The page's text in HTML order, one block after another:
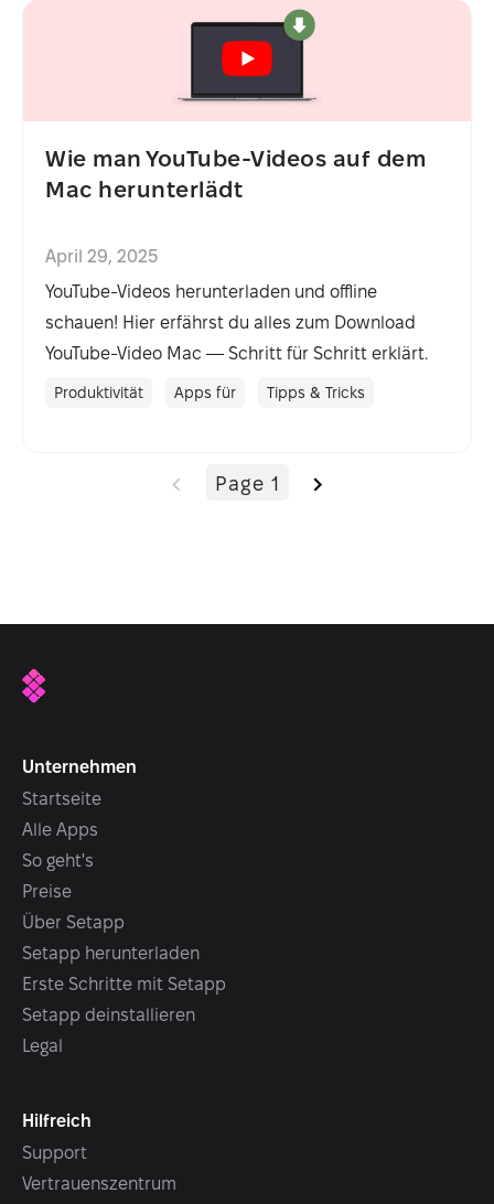
Wie man YouTube-Videos auf dem
Mac herunterlädt
April 29, 2025
YouTube-Videos herunterladen und offline
schauen! Hier erfährst du alles zum Download
YouTube-Video Mac — Schritt für Schritt erklärt.
Produktivität Apps für Tipps & Tricks
Page 1
Unternehmen
Startseite
Alle Apps
So geht's
Preise
Über Setapp
Setapp herunterladen
Erste Schritte mit Setapp
Setapp deinstallieren
Legal
Hilfreich
Support
Vertrauenszentrum